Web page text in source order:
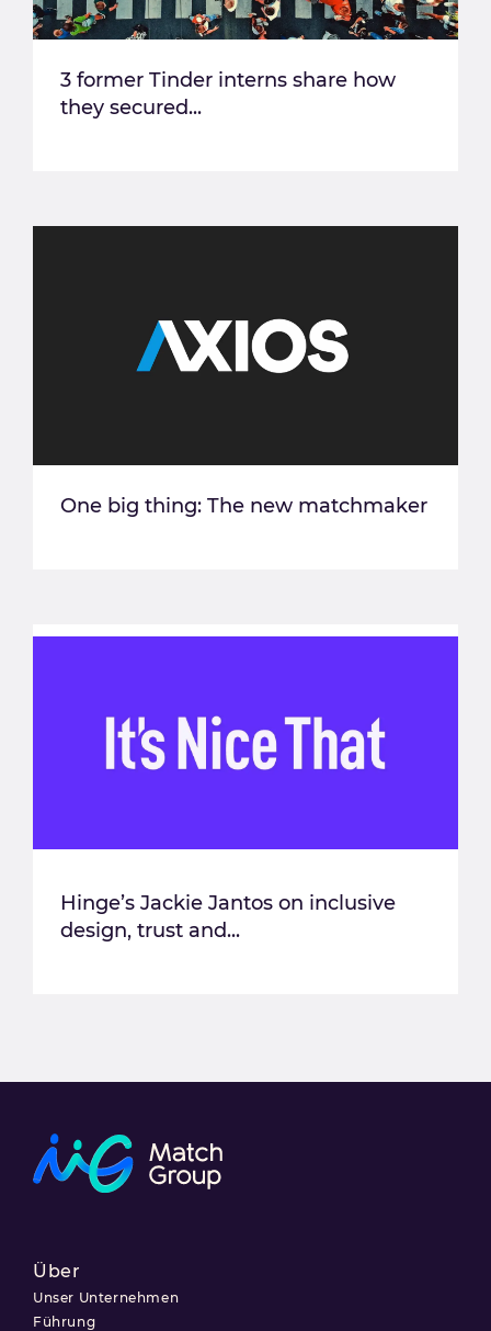
3 former Tinder interns share how
they secured...
One big thing: The new matchmaker
Hinge’s Jackie Jantos on inclusive
design, trust and...
Über
Unser Unternehmen
Führung